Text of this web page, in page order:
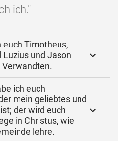
ich."
euch Timotheus,
Luzius und Jason
Verwandten.
ich euch
mein geliebtes und
der wird euch
in Christus, wie
lehre.